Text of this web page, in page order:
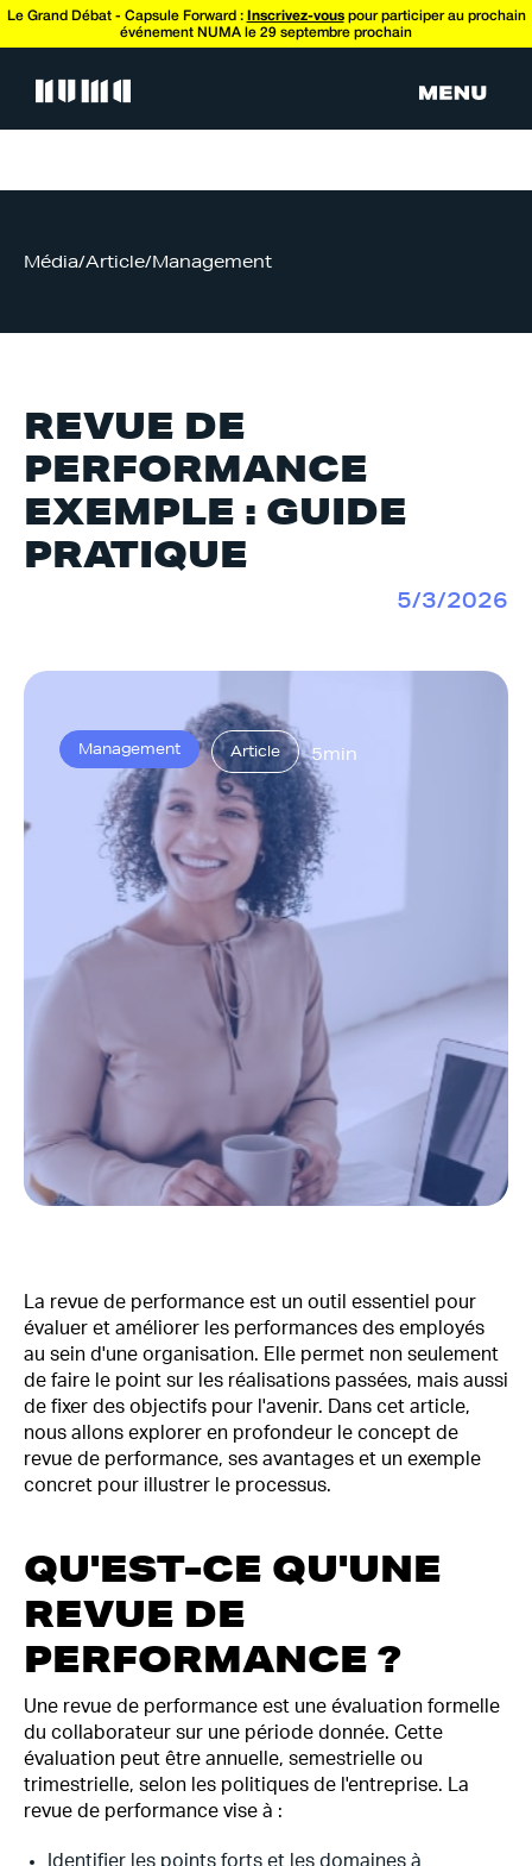
Le Grand Débat - Capsule Forward : Inscrivez-vouspour participer au prochain
événement NUMA le 29 septembre prochain
Média/Article/Management
REVUE DE
PERFORMANCE
EXEMPLE : GUIDE
PRATIQUE
5/3/2026
Management Article 5min
La revue de performance est un outil essentiel pour
évaluer et améliorer les performances des employés
au sein d'une organisation. Elle permet non seulement
de faire le point sur les réalisations passées, mais aussi
de fixer des objectifs pour l'avenir. Dans cet article,
nous allons explorer en profondeur le concept de
revue de performance, ses avantages et un exemple
concret pour illustrer le processus.
QU'EST-CE QU'UNE
REVUE DE
PERFORMANCE ?
Une revue de performance est une évaluation formelle
du collaborateur sur une période donnée. Cette
évaluation peut être annuelle, semestrielle ou
trimestrielle, selon les politiques de l'entreprise. La
revue de performance vise à :
Identifier les points forts et les domaines à